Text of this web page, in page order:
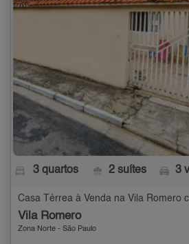
3 quartos 2 suítes 3
Casa Térrea à Venda na Vila Romero
Vila Romero
Zona Norte - São Paulo